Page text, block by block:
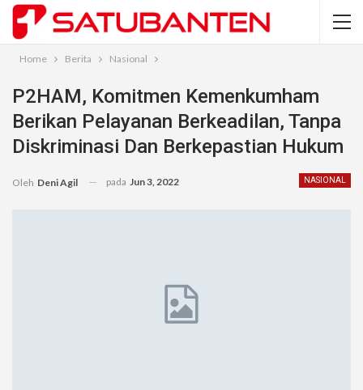
Home Berita Nasional
P2HAM, Komitmen Kemenkumham
Berikan Pelayanan Berkeadilan, Tanpa
Diskriminasi Dan Berkepastian Hukum
NASIONAL
Oleh Deni Agil pada Jun 3, 2022